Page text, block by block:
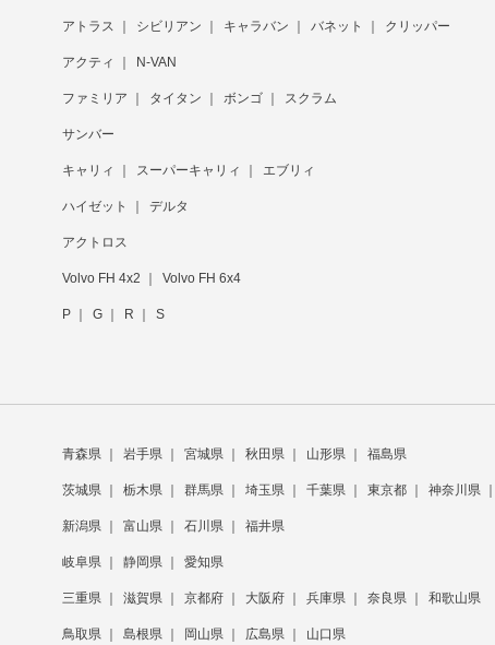
アトラス シビリアン キャラバン バネット クリッパー
アクティ N-VAN
ファミリア タイタン ボンゴ スクラム
サンバー
キャリィ スーパーキャリィ エブリィ
ハイゼット デルタ
アクトロス
Volvo FH 4x2 Volvo FH 6x4
P G R S
青森県 岩手県 宮城県 秋田県 山形県 福島県
茨城県 栃木県 群馬県 埼玉県 千葉県 東京都 神奈川県
新潟県 富山県 石川県 福井県
岐阜県 静岡県 愛知県
三重県 滋賀県 京都府 大阪府 兵庫県 奈良県 和歌山県
鳥取県 島根県 岡山県 広島県 山口県